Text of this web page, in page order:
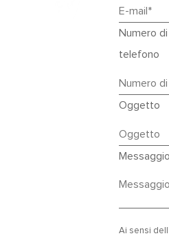
Numero di
telefono
Oggetto
Messaggio
Ai sensi